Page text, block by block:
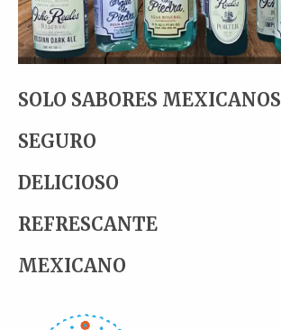
SOLO SABORES MEXICANOS
SEGURO
DELICIOSO
REFRESCANTE
MEXICANO